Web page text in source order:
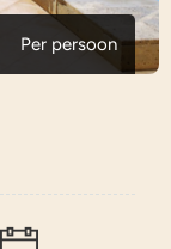
Per persoon